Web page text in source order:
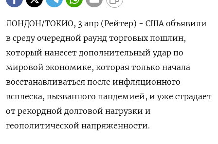
ЛОНДОН/ТОКИО, 3 апр (Рейтер) - США объявили
в среду очередной раунд торговых пошлин,
который нанесет дополнительный удар по
мировой экономике, которая только начала
восстанавливаться после инфляционного
всплеска, вызванного пандемией, и уже страдает
от рекордной долговой нагрузки и
геополитической напряженности.